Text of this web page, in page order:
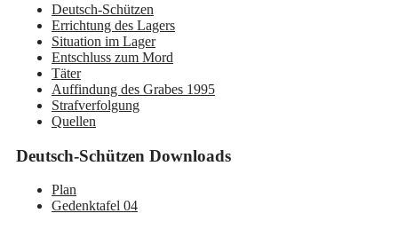
Deutsch-Schützen
Errichtung des Lagers
Situation im Lager
Entschluss zum Mord
Täter
Auffindung des Grabes 1995
Strafverfolgung
Quellen
Deutsch-Schützen Downloads
Plan
Gedenktafel 04